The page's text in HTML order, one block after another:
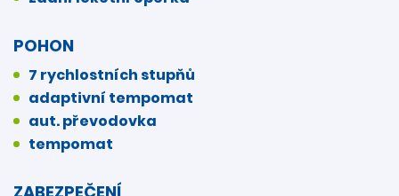
POHON
7 rychlostních stupňů
adaptivní tempomat
aut. převodovka
tempomat